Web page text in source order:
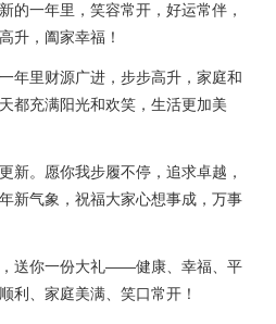
的一年里，笑容常开，好运常伴，
升，阖家幸福！
年里财源广进，步步高升，家庭和
都充满阳光和欢笑，生活更加美
新。愿你我步履不停，追求卓越，
新气象，祝福大家心想事成，万事
送你一份大礼——健康、幸福、平
利、家庭美满、笑口常开！